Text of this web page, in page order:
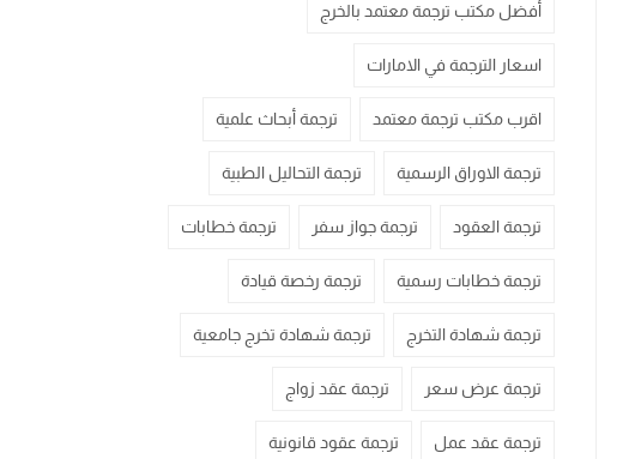
أفضل مكتب ترجمة معتمد بالخرج
اسعار الترجمة في الامارات
اقرب مكتب ترجمة معتمد ترجمة أبحاث علمية
ترجمة الاوراق الرسمية ترجمة التحاليل الطبية
ترجمة العقود ترجمة جواز سفر ترجمة خطابات
ترجمة خطابات رسمية ترجمة رخصة قيادة
ترجمة شهادة التخرج ترجمة شهادة تخرج جامعية
ترجمة عرض سعر ترجمة عقد زواج
ترجمة عقد عمل ترجمة عقود قانونية